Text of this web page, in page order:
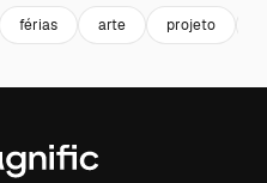
férias arte projeto